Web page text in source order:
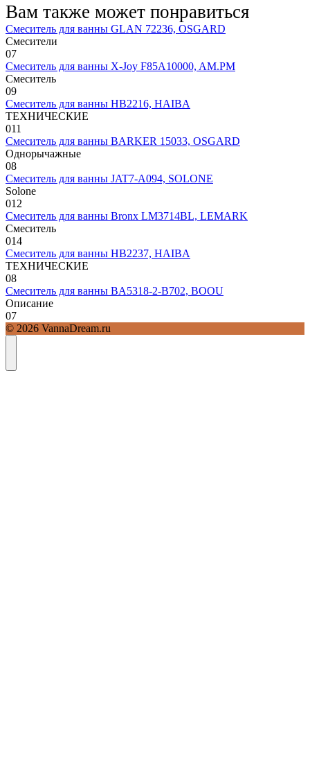
Вам также может понравиться
Смеситель для ванны GLAN 72236, OSGARD
Смесители
07
Смеситель для ванны X-Joy F85A10000, AM.PM
Смеситель
09
Смеситель для ванны HB2216, HAIBA
ТЕХНИЧЕСКИЕ
011
Смеситель для ванны BARKER 15033, OSGARD
Однорычажные
08
Смеситель для ванны JAT7-A094, SOLONE
Solone
012
Смеситель для ванны Bronx LM3714BL, LEMARK
Смеситель
014
Смеситель для ванны HB2237, HAIBA
ТЕХНИЧЕСКИЕ
08
Смеситель для ванны BA5318-2-B702, BOOU
Описание
07
© 2026 VannaDream.ru